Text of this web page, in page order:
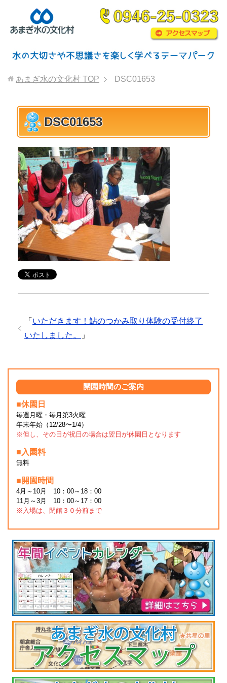
あまぎ水の文化村 TOP DSC01653
DSC01653
「 いただきます！鮎のつかみ取り体験の受付終了
いたしました。
」
開園時間のご案内
■休園日
毎週月曜・毎月第3火曜
年末年始（12/28〜1/4）
※但し、その日が祝日の場合は翌日が休園日となります
■入園料
無料
■開園時間
4月～10月 10：00～18：00
11月～3月 10：00～17：00
※入場は、閉館３０分前まで